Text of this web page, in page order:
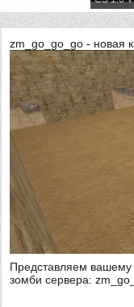
zm_go_go_go - новая
Представляем
зомби сервера: